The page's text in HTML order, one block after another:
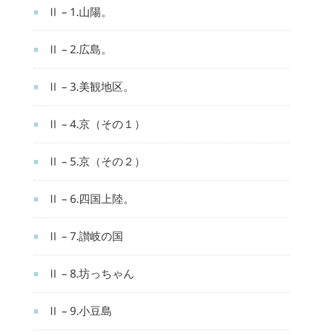
Ⅱ – 1.山陽。
Ⅱ – 2.広島。
Ⅱ – 3.美観地区。
Ⅱ – 4.京（その１）
Ⅱ – 5.京（その２）
Ⅱ – 6.四国上陸。
Ⅱ – 7.讃岐の国
Ⅱ – 8.坊っちゃん
Ⅱ – 9.小豆島